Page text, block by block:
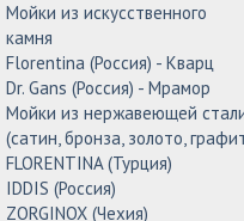
Мойки из искусственного
камня
Florentina (Россия) - Кварц
Dr. Gans (Россия) - Мрамор
Мойки из нержавеющей
(сатин, бронза, золото,
FLORENTINA (Турция)
IDDIS (Россия)
ZORGINOX (Чехия)